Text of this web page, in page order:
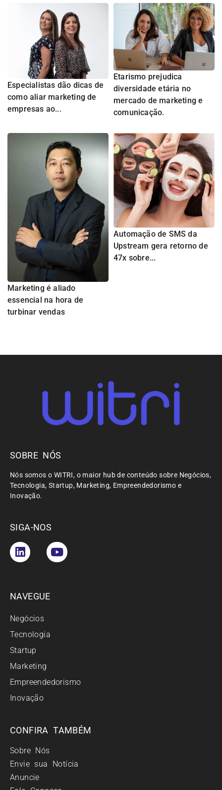
Especialistas dão dicas de
como aliar marketing de
empresas ao...
Etarismo prejudica
diversidade etária no
mercado de marketing e
comunicação.
Marketing é aliado
essencial na hora de
turbinar vendas
Automação de SMS da
Upstream gera retorno de
47x sobre...
SOBRE NÓS
Nós somos o WITRI, o maior hub de conteúdo sobre Negócios,
Tecnologia, Startup, Marketing, Empreendedorismo e
Inovação.
SIGA-NOS
NAVEGUE
Negócios
Tecnologia
Startup
Marketing
Empreendedorismo
Inovação
CONFIRA TAMBÉM
Sobre Nós
Envie sua Notícia
Anuncie